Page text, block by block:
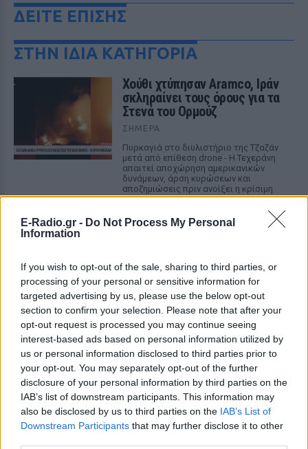
E-Radio.gr - Do Not Process My Personal
Information
If you wish to opt-out of the sale, sharing to third parties, or
processing of your personal or sensitive information for
targeted advertising by us, please use the below opt-out
section to confirm your selection. Please note that after your
opt-out request is processed you may continue seeing
interest-based ads based on personal information utilized by
us or personal information disclosed to third parties prior to
your opt-out. You may separately opt-out of the further
disclosure of your personal information by third parties on the
IAB’s list of downstream participants. This information may
also be disclosed by us to third parties on the IAB’s List of
Downstream Participants that may further disclose it to other
ΔΕΙΤΕ ΕΠΙΣΗΣ
ΣΤΗΝ ΙΔΙΑ ΚΑΤΗΓΟΡΙΑ
Χούθι χτύπησαν Aramco, Ιράν
σκληραίνει τους όρους για τα
Στενά του Ορμούζ
ΣΉΜΕΡΑ
Πυρκαγιά στο διυλιστήριο της Τζαζάν
μετά από επίθεση drone - Η Τεχεράνη
απαιτεί αποχώρηση αμερικανικών
δυνάμεων, άρση κυρώσεων και
αποζημιώσεις πριν ανοίξει η κρίσιμη
θαλάσσια δίοδος
Ελικόπτερο προσγειώθηκε στο
ΣΉΜΕΡΑ
κατέγραψε το περιστατικό μίλησε στον
ΣΚΑΪ και περιέγραψε τι είδε στην
παραλία
Νέα λεωφόρος στον Βοτανικό:
Πόσες λωρίδες θα έχει και
πότε παραδίδεται
Η Λεωφόρος Προφήτη Δανιήλ, που
κατασκευάζεται στο πλαίσιο της Διπλής
Ανάπλασης, αποτελεί μέρος ενός νέου